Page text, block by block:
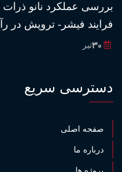
بررسى عملكرد نانو ذرات
فرايند فيشر- تروپش در
30تیر
دسترسی سریع
صفحه اصلی
درباره ما